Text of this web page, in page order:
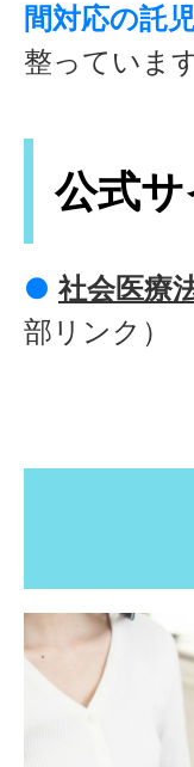
間対応の託
整っています
公式
● 社会医療
部リンク）